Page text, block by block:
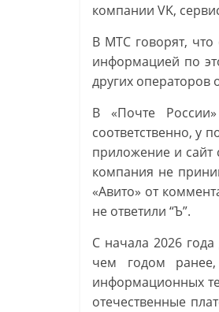
компании VK,
В МТС говорят, что
информацией по
других операторов
В «Почте
соответственно, у
приложение и сайт
компания не
«Авито» от
не ответили “Ъ”.
С начала 2026
чем годом ранее,
информационных
отечественные